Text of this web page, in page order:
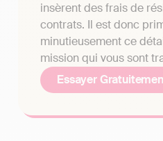
insèrent des frais de
contrats. Il est donc
minutieusement ce
mission qui vous sont
Essayer